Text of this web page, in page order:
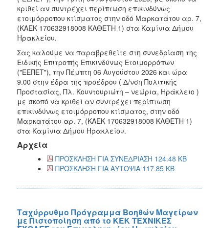
κριθεί αν συντρέχει περίπτωση επικινδύνως
ετοιμόρροπου κτίσματος στην οδό Μαρκατάτου αρ. 7,
(ΚΑΕΚ 170632918008 ΚΑΘΕΤΗ 1) στα Καμίνια Δήμου
Ηρακλείου.
Σας καλούμε να παραβρεθείτε στη συνεδρίαση της
Ειδικής Επιτροπής Επικινδύνως Ετοιμορρόπων
("ΕΕΠΕΤ"), την Πέμπτη 06 Αυγούστου 2026 και ώρα
9.00 στην έδρα της προέδρου ( Δ/νση Πολιτικής
Προστασίας, Πλ. Κουντουριώτη – νεώρια, Ηράκλειο )
με σκοπό να κριθεί αν συντρέχει περίπτωση
επικινδύνως ετοιμόρροπου κτίσματος, στην οδό
Μαρκατάτου αρ. 7, (ΚΑΕΚ 170632918008 ΚΑΘΕΤΗ 1)
στα Καμίνια Δήμου Ηρακλείου.
Αρχεία
ΠΡΟΣΚΛΗΣΗ ΓΙΑ ΣΥΝΕΔΡΙΑΣΗ 124.48 KB
ΠΡΟΣΚΛΗΣΗ ΓΙΑ ΑΥΤΟΨΙΑ 117.85 KB
Ταχύρρυθμο Πρόγραμμα Βοηθών Μαγείρων
με Πιστοποίηση από το ΚΕΚ ΤΕΧΝΙΚΕΣ